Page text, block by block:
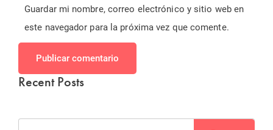
Guardar mi nombre, correo electrónico y sitio web en
este navegador para la próxima vez que comente.
Publicar comentario
Recent Posts